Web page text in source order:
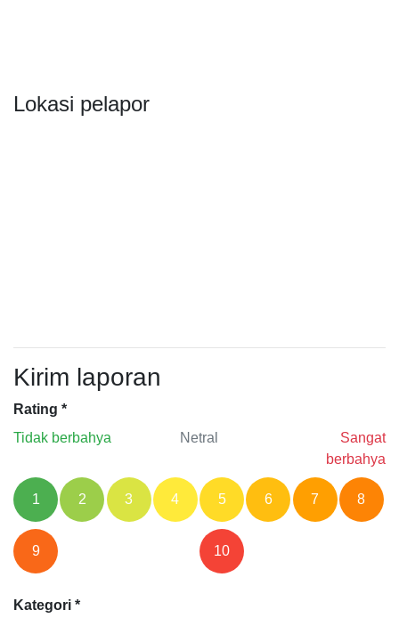
Lokasi pelapor
Kirim laporan
Rating *
Tidak berbahya
Netral
Sangat
berbahya
1 2 3 4 5 6 7 8
9 10
Kategori *